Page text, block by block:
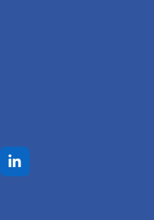
L
I